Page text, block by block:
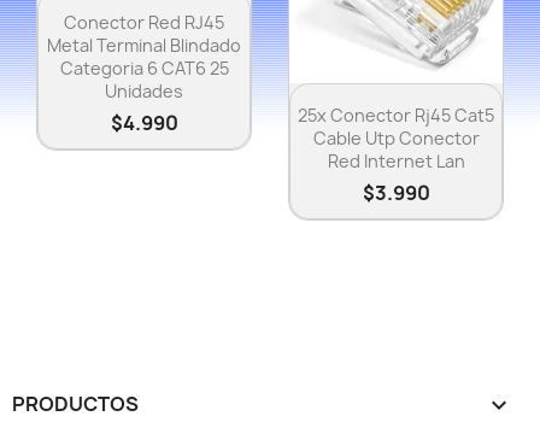
Vista rápida
Conector Red RJ45
Metal Terminal Blindado
Categoria 6 CAT6 25
Unidades
$4.990 Vista rápida
25x Conector Rj45 Cat5
Cable Utp Conector
Red Internet Lan
$3.990
PRODUCTOS 